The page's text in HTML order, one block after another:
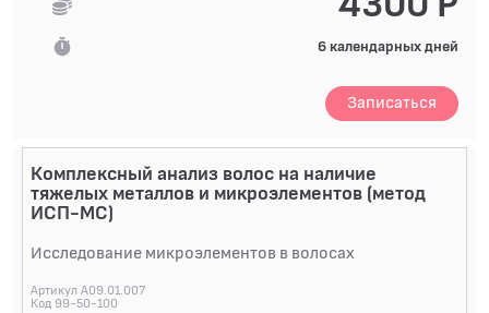
ЦИТОЛОГИЧЕСКИЕ ИССЛЕДОВАНИЯ
6 календарных дней
Записаться
Комплексный анализ волос на наличие
тяжелых металлов и микроэлементов (метод
ИСП-МС)
Исследование микроэлементов в волосах
Артикул A09.01.007
Код 99-50-100